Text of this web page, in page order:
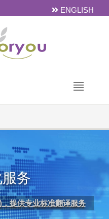
ENGLISH
务
提供专业标准翻译服务